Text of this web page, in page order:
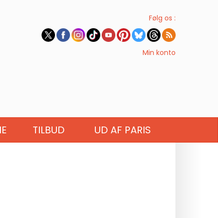
Følg os :
Min konto
TILBUD UD AF PARIS